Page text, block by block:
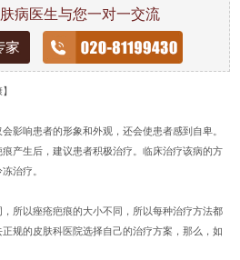
病医生与您一对一交流
响患者的形象和外观，还会使患者感到自卑。
产生后，建议患者积极治疗。临床治疗该病的方
治疗。
以痤疮疤痕的大小不同，所以每种治疗方法都
规的皮肤科医院选择自己的治疗方案，那么，如